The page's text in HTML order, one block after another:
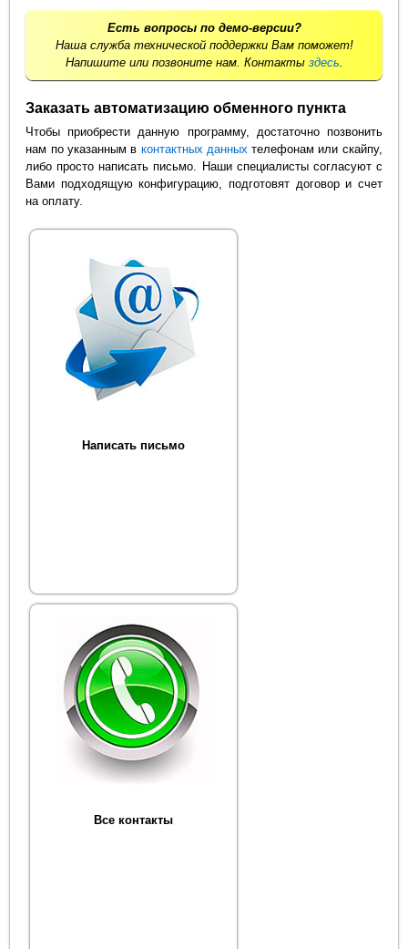
Есть вопросы по демо-версии?
Наша служба технической поддержки Вам поможет!
Напишите или позвоните нам. Контакты здесь
Заказать автоматизацию обменного пункта
Чтобы приобрести данную программу, достаточно позвонить
нам по указанным в контактных данныхтелефонам или скайпу,
либо просто написать письмо. Наши специалисты согласуют с
Вами подходящую конфигурацию, подготовят договор и счет
на оплату.
Написать письмо
Все контакты